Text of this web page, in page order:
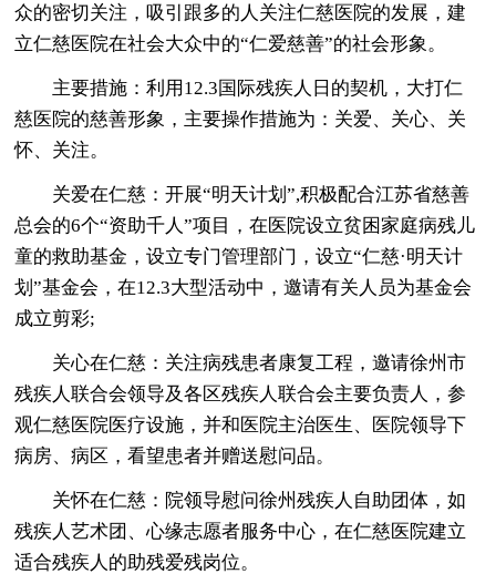
众的密切关注，吸引跟多的人关注仁慈医院的发展，建
立仁慈医院在社会大众中的“仁爱慈善”的社会形象。
主要措施：利用12.3国际残疾人日的契机，大打仁
慈医院的慈善形象，主要操作措施为：关爱、关心、关
怀、关注。
关爱在仁慈：开展“明天计划”,积极配合江苏省慈善
总会的6个“资助千人”项目，在医院设立贫困家庭病残儿
童的救助基金，设立专门管理部门，设立“仁慈·明天计
划”基金会，在12.3大型活动中，邀请有关人员为基金会
成立剪彩;
关心在仁慈：关注病残患者康复工程，邀请徐州市
残疾人联合会领导及各区残疾人联合会主要负责人，参
观仁慈医院医疗设施，并和医院主治医生、医院领导下
病房、病区，看望患者并赠送慰问品。
关怀在仁慈：院领导慰问徐州残疾人自助团体，如
残疾人艺术团、心缘志愿者服务中心，在仁慈医院建立
适合残疾人的助残爱残岗位。